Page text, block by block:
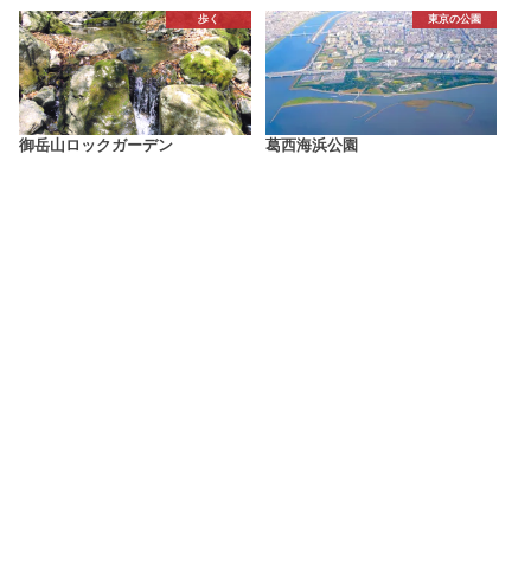
歩く
御岳山ロックガーデン
東京の公園
葛西海浜公園